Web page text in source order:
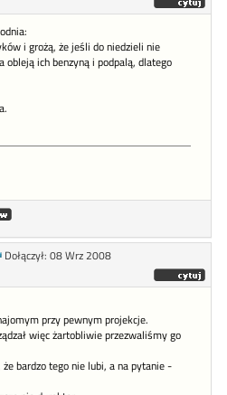
i grożą, że jeśli do niedzieli nie
obleją ich benzyną i podpalą, dlatego
Dołączył: 08 Wrz 2008
przy pewnym projekcje.
więc żartobliwie przezwaliśmy go
bardzo tego nie lubi, a na pytanie -